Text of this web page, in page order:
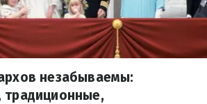
незабываемы: